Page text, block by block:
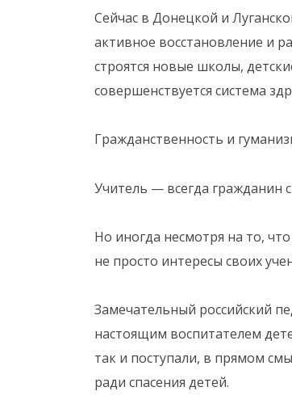
Сейчас в Донецкой и
активное восстановление и
строятся новые школы,
совершенствуется система
Гражданственность и
Учитель — всегда гражданин
Но иногда несмотря на то,
не просто интересы своих
Замечательный российский
настоящим воспитателем
так и поступали, в прямом
ради спасения детей.